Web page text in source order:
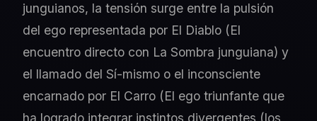
junguianos, la tensión surge entre la pulsión
del ego representada por El Diablo (El
encuentro directo con La Sombra junguiana) y
el llamado del Sí-mismo o el inconsciente
encarnado por El Carro (El ego triunfante que